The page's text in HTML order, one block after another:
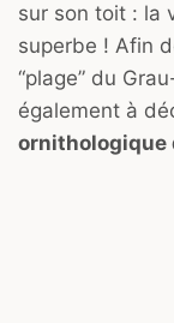
sur son toit : la
superbe ! Afin
“plage” du
également à
ornithologique